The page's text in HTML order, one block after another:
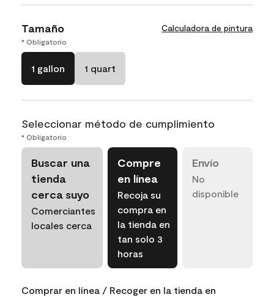
Tamaño Calculadora de pintura
* Obligatorio
1 gallon 1 quart
Seleccionar método de cumplimiento
* Obligatorio
Buscar una
tienda
cerca suyo
Comerciantes
locales cerca
Compre
en línea
Recoja su
compra en
la tienda en
tan solo 3
horas
Envío
No
disponible
Comprar en línea / Recoger en la tienda en